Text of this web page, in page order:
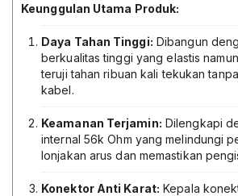
Keunggulan Utama Produk:
Daya Tahan Tinggi: Dibangun
berkualitas tinggi yang elastis
teruji tahan ribuan kali tekukan
kabel.
Keamanan Terjamin: Dilengkapi
internal 56k Ohm yang melindungi
lonjakan arus dan memastikan
Konektor Anti Karat: Kepala